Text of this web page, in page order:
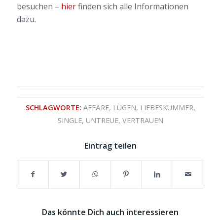
besuchen – hierfinden sich alle Informationen
dazu.
SCHLAGWORTE: AFFÄRE, LÜGEN, LIEBESKUMMER,
SINGLE, UNTREUE, VERTRAUEN
Eintrag teilen
Das könnte Dich auch interessieren